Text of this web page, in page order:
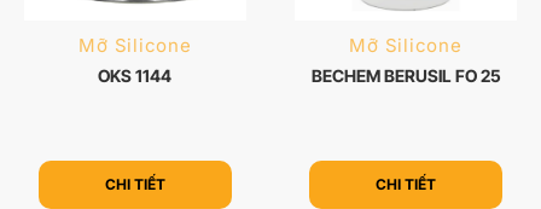
Mỡ Silicone
OKS 1144
CHI TIẾT
Mỡ Silicone
BECHEM BERUSIL FO 25
CHI TIẾT